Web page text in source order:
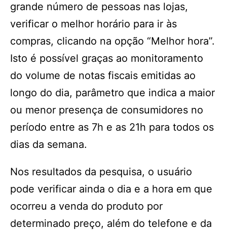
grande número de pessoas nas lojas,
verificar o melhor horário para ir às
compras, clicando na opção “Melhor hora”.
Isto é possível graças ao monitoramento
do volume de notas fiscais emitidas ao
longo do dia, parâmetro que indica a maior
ou menor presença de consumidores no
período entre as 7h e as 21h para todos os
dias da semana.
Nos resultados da pesquisa, o usuário
pode verificar ainda o dia e a hora em que
ocorreu a venda do produto por
determinado preço, além do telefone e da